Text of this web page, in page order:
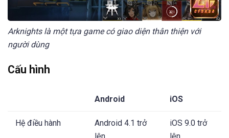
Arknights là một tựa game có giao diện thân thiện với
người dùng
Cấu hình
Android iOS
Hệ điều hành
Android 4.1 trở
iOS 9.0 trở